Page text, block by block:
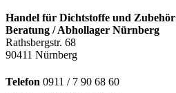
Handel für Dichtstoffe und Zubehör
Beratung / Abhollager Nürnberg
Rathsbergstr. 68
90411 Nürnberg
Telefon 0911 / 7 90 68 60